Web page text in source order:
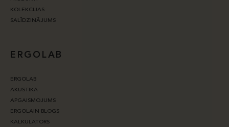
KOLEKCIJAS
SALĪDZINĀJUMS
ERGOLAB
ERGOLAB
AKUSTIKA
APGAISMOJUMS
ERGOLAIN BLOGS
KALKULATORS